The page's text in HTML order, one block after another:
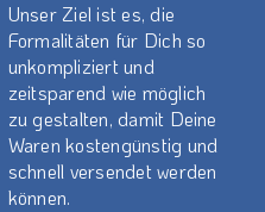
Unser Ziel ist es, die
Formalitäten für Dich so
unkompliziert und
zeitsparend wie möglich
zu gestalten, damit Deine
Waren kostengünstig und
schnell versendet werden
können.